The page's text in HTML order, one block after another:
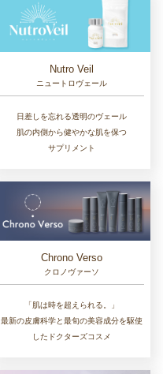
Nutro Veil
ニュートロヴェール
日差しを忘れる透明のヴェール
肌の内側から健やかな肌を保つ
サプリメント
Chrono Verso
クロノヴァーソ
「肌は時を超えられる。」
最新の皮膚科学と最旬の美容成分を駆使
したドクターズコスメ